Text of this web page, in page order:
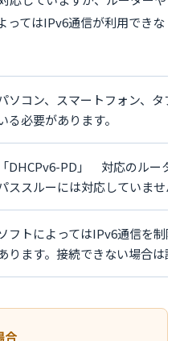
ってはIPv6通信が利用できな
ソコン、スマートフォン、タブ
る必要があります。
「DHCPv6-PD」 対応のルータ
ススルーには対応していません
フトによってはIPv6通信を制
ります。接続できない場合は設
合